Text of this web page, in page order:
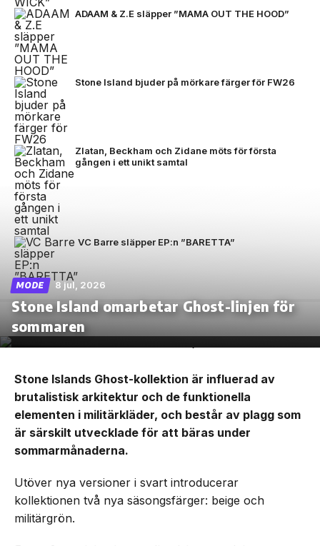
ADAAM & Z.E släpper ”MAMA OUT THE HOOD”
Stone Island bjuder på mörkare färger för FW26
Zlatan, Beckham och Zidane möts för första
gången i ett unikt samtal
VC Barre släpper EP:n ”BARETTA”
MODE 8 jul, 2026
Stone Island omarbetar Ghost-linjen för
sommaren
Stone Islands Ghost-kollektion är influerad av
brutalistisk arkitektur och de funktionella
elementen i militärkläder, och består av plagg som
är särskilt utvecklade för att bäras under
sommarmånaderna.
Utöver nya versioner i svart introducerar
kollektionen två nya säsongsfärger: beige och
militärgrön.